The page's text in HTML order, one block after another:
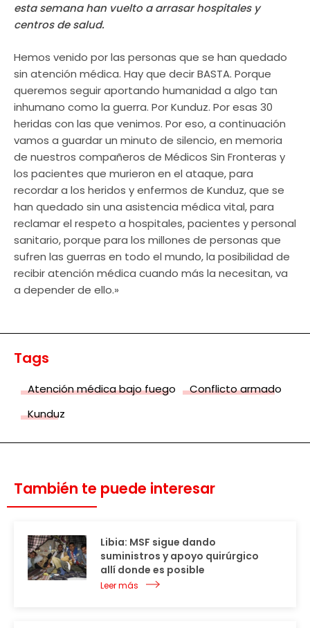
esta semana han vuelto a arrasar hospitales y
centros de salud.
Hemos venido por las personas que se han quedado
sin atención médica. Hay que decir BASTA. Porque
queremos seguir aportando humanidad a algo tan
inhumano como la guerra. Por Kunduz. Por esas 30
heridas con las que venimos. Por eso, a continuación
vamos a guardar un minuto de silencio, en memoria
de nuestros compañeros de Médicos Sin Fronteras y
los pacientes que murieron en el ataque, para
recordar a los heridos y enfermos de Kunduz, que se
han quedado sin una asistencia médica vital, para
reclamar el respeto a hospitales, pacientes y personal
sanitario, porque para los millones de personas que
sufren las guerras en todo el mundo, la posibilidad de
recibir atención médica cuando más la necesitan, va
a depender de ello.»
Tags
Atención médica bajo fuego
Conflicto armado
Kunduz
También te puede interesar
Libia: MSF sigue dando
suministros y apoyo quirúrgico
allí donde es posible
Leer más